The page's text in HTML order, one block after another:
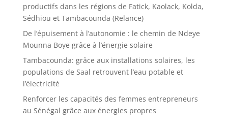
productifs dans les régions de Fatick, Kaolack, Kolda,
Sédhiou et Tambacounda (Relance)
De l’épuisement à l’autonomie : le chemin de Ndeye
Mounna Boye grâce à l’énergie solaire
Tambacounda: grâce aux installations solaires, les
populations de Saal retrouvent l’eau potable et
l’électricité
Renforcer les capacités des femmes entrepreneurs
au Sénégal grâce aux énergies propres